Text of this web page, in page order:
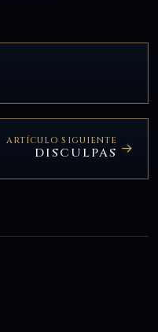
ARTÍCULO SIGUIENTE
DISCULPAS